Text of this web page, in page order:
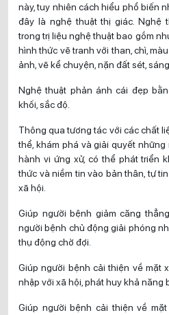
này, tuy nhiên cách hiểu phổ biến
đây là nghệ thuật thị giác. Nghệ
trong trị liệu nghệ thuật bao gồm
hình thức vẽ tranh với than, chì,
ảnh, vẽ kể chuyện, nặn đất sét, sáng
Nghệ thuật phản ánh cái đẹp
khối, sắc độ.
Thông qua tương tác với các chất
thể, khám phá và giải quyết
hành vi ứng xử, có thể phát triển
thức và niềm tin vào bản thân, tự
xã hội.
Giúp người bệnh giảm căng
người bệnh chủ động giải phóng
thụ động chờ đợi.
Giúp người bệnh cải thiện về mặt
nhập với xã hội, phát huy khả năng
Giúp người bệnh cải thiện về